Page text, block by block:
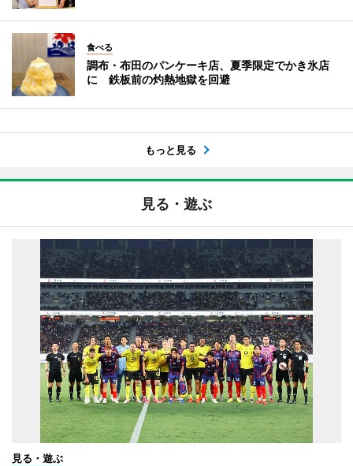
食べる
調布・布田のパンケーキ店、夏季限定でかき氷店
に 鉄板前の灼熱地獄を回避
もっと見る
見る・遊ぶ
見る・遊ぶ